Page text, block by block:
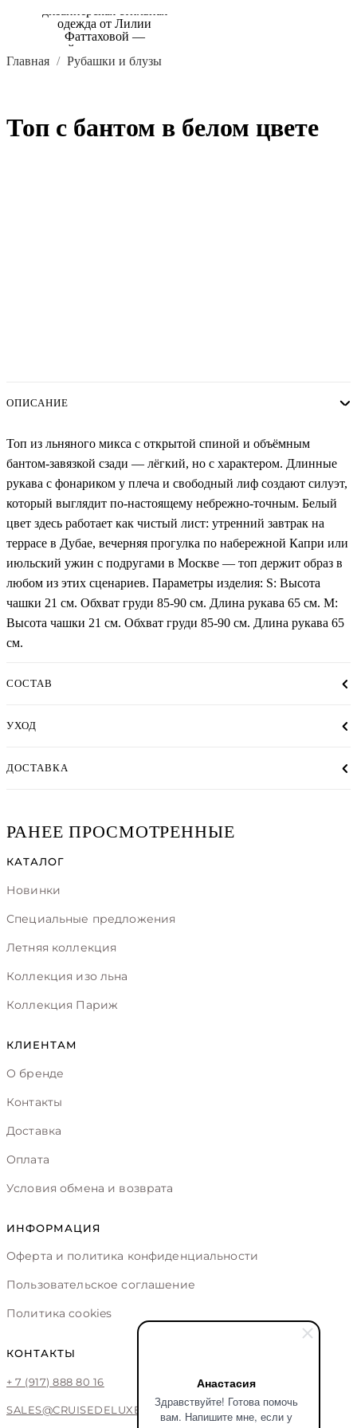
Анастасия
Здравствуйте! Готова помочь
вам. Напишите мне, если у
Главная Рубашки и блузы
Топ с бантом в белом цвете
ОПИСАНИЕ
Топ из льняного микса с открытой спиной и объёмным
бантом-завязкой сзади — лёгкий, но с характером. Длинные
рукава с фонариком у плеча и свободный лиф создают силуэт,
который выглядит по-настоящему небрежно-точным. Белый
цвет здесь работает как чистый лист: утренний завтрак на
террасе в Дубае, вечерняя прогулка по набережной Капри или
июльский ужин с подругами в Москве — топ держит образ в
любом из этих сценариев. Параметры изделия: S: Высота
чашки 21 см. Обхват груди 85-90 см. Длина рукава 65 см. М:
Высота чашки 21 см. Обхват груди 85-90 см. Длина рукава 65
см.
СОСТАВ
УХОД
ДОСТАВКА
РАНЕЕ ПРОСМОТРЕННЫЕ
КАТАЛОГ
Новинки
Специальные предложения
Летняя коллекция
Коллекция изо льна
Коллекция Париж
КЛИЕНТАМ
О бренде
Контакты
Доставка
Оплата
Условия обмена и возврата
ИНФОРМАЦИЯ
Оферта и политика конфиденциальности
Пользовательское соглашение
Политика cookies
КОНТАКТЫ
+ 7 (917) 888 80 16
SALES@CRUISEDELUXE.STORE